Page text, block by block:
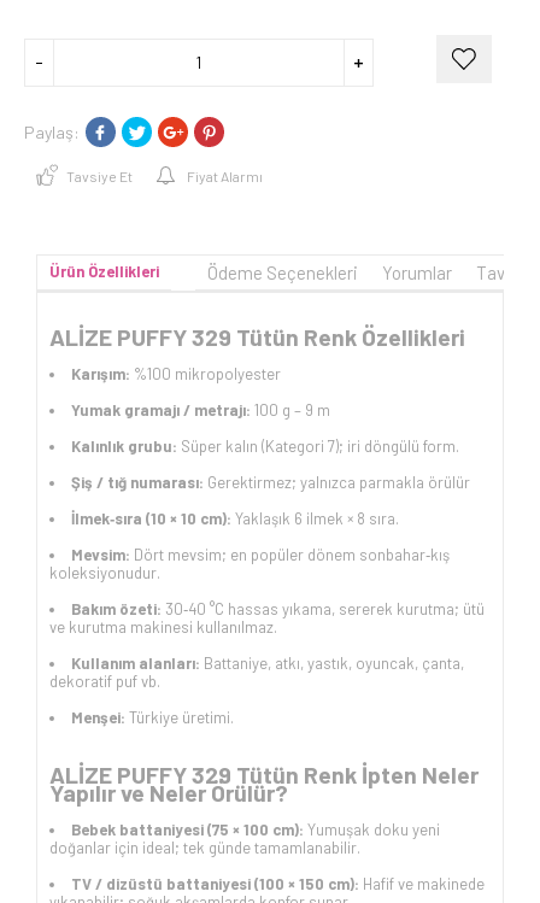
Paylaş:
Tavsiye Et Fiyat Alarmı
Ürün Özellikleri Ödeme Seçenekleri Yorumlar
ALİZE PUFFY 329 Tütün Renk Özellikleri
Karışım: %100 mikropolyester
Yumak gramajı / metrajı: 100 g – 9 m
Kalınlık grubu: Süper kalın (Kategori 7); iri döngülü form.
Şiş / tığ numarası: Gerektirmez; yalnızca parmakla örülür
İlmek‑sıra (10 × 10 cm): Yaklaşık 6 ilmek × 8 sıra.
Mevsim: Dört mevsim; en popüler dönem sonbahar‑kış
koleksiyonudur.
Bakım özeti: 30‑40 °C hassas yıkama, sererek kurutma; ütü
ve kurutma makinesi kullanılmaz.
Kullanım alanları: Battaniye, atkı, yastık, oyuncak, çanta,
dekoratif puf vb.
Menşei: Türkiye üretimi.
ALİZE PUFFY 329 Tütün Renk İpten Neler
Yapılır ve Neler Örülür?
Bebek battaniyesi (75 × 100 cm): Yumuşak doku yeni
doğanlar için ideal; tek günde tamamlanabilir.
TV / dizüstü battaniyesi (100 × 150 cm): Hafif ve makinede